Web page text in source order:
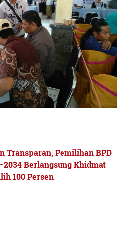
Transparan, Pemilihan BPD
Berlangsung Khidmat
100 Persen